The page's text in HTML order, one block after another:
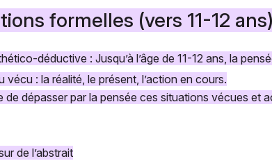
formelles (vers 11-12 ans)
déductive : Jusqu’à l’âge de 11-12 ans, la
: la réalité, le présent, l’action en cours.
de dépasser par la pensée ces situations vécues et
de l’abstrait